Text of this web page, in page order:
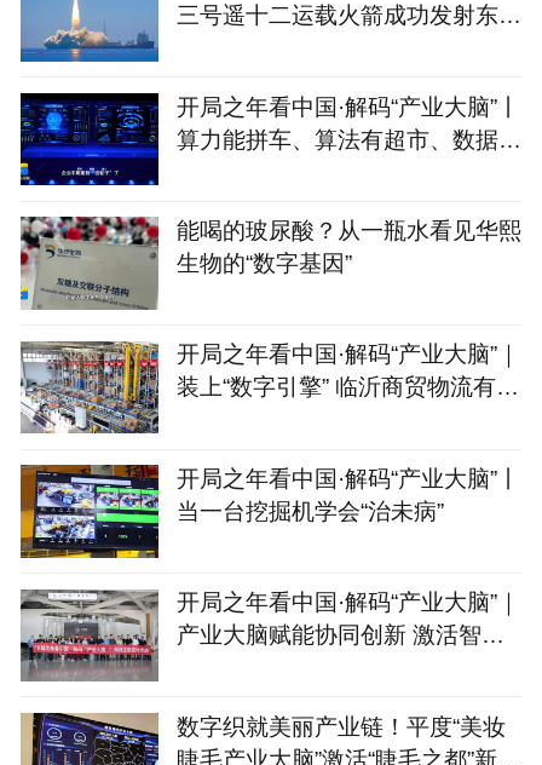
三号遥十二运载火箭成功发射东方
开局之年看中国·解码“产业大脑”丨
算力能拼车、算法有超市、数据不
能喝的玻尿酸？从一瓶水看见华熙
生物的“数字基因”
开局之年看中国·解码“产业大脑”｜
装上“数字引擎” 临沂商贸物流有
开局之年看中国·解码“产业大脑”丨
当一台挖掘机学会“治未病”
开局之年看中国·解码“产业大脑”｜
产业大脑赋能协同创新 激活智能
数字织就美丽产业链！平度“美妆
睫毛产业大脑”激活“睫毛之都”新动